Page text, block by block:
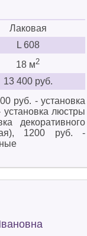
Лаковая
L 608
18 м2
13 400 руб.
руб. - установка
установка люстры
декоративного
1200 руб. -